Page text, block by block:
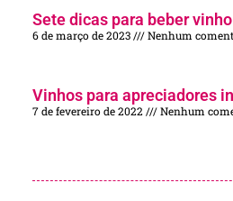
Sete dicas para beber
6 de março de 2023 Nenhum
Vinhos para apreciadores
7 de fevereiro de 2022 Nenhum